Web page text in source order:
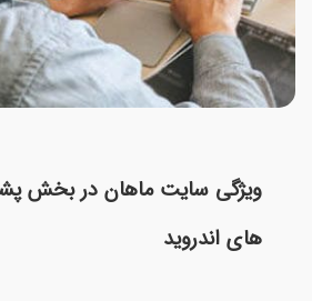
ویژگی سایت ماهان در بخش
های اندروید